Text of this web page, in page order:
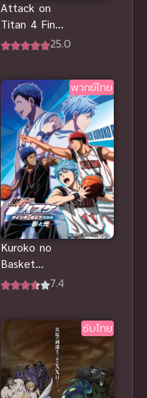
Attack on
Titan 4 Final
Season Part25.0
พากย์ไทย
Kuroko no
Basket
Movie 1 ศึก7.4
ซับไทย